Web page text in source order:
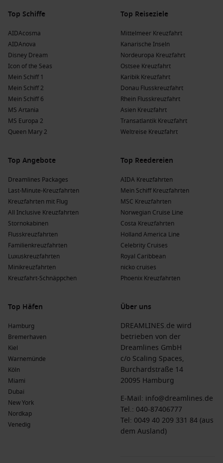
seine über 365 Strände. Besuchen Sie Nelson
ein UNESCO-Weltkulturerbe, und erleben Sie die
faszinierende maritime Geschichte der Insel.
Castries
: In Castries können Sie den belebten
Markt besuchen, die Aussicht von den Twin Pitons
genießen oder einfach am Strand entspannen.
Port Elizabeth
Saint Vincent und die Grenadinen
Gärten von Botanic Gardens und den beeindruckenden
Beliebte Reiseziele, die Great Harbour
besuchen
Kreuzfahrten lohnt es sich, die unzähligen Strände und
Östliche Karibik: Diese Region umfasst spektakuläre
sind.
Südliche Karibik
: Diese Region hat wunderschöne Inseln
zu bieten, darunter
und Barbuda, die für ihre
unberührten Strände und reiche Geschichte bekannt sind.
Nordafrika
: Nordafrika bietet kulturelle Schätze und
atemberaubende Landschaften. Erkunden Sie malerische
Städte und ziehen Sie die Schönheit der Sahara in
Betracht.
Afrika
: Afrika zieht mit seiner unglaublichen Tierwelt,
atemberaubenden Landschaften und verschiedenen
Kulturen Entdecker an. Eine Kreuzfahrt bietet
Top Schiffe
AIDAcosma
AIDAnova
Disney Dream
Icon of the Seas
Mein Schiff 1
Mein Schiff 2
Mein Schiff 6
MS Artania
MS Europa 2
Queen Mary 2
Top Reiseziele
Mittelmeer Kreuzfahrt
Kanarische Inseln
Nordeuropa Kreuzfahrt
Ostsee Kreuzfahrt
Karibik Kreuzfahrt
Donau Flusskreuzfahrt
Rhein Flusskreuzfahrt
Asien Kreuzfahrt
Transatlantik Kreuzfahrt
Weltreise Kreuzfahrt
Top Angebote
Dreamlines Packages
Last-Minute-Kreuzfahrten
Kreuzfahrten mit Flug
All Inclusive Kreuzfahrten
Stornokabinen
Flusskreuzfahrten
Familienkreuzfahrten
Luxuskreuzfahrten
Minikreuzfahrten
Kreuzfahrt-Schnäppchen
Top Reedereien
AIDA Kreuzfahrten
Mein Schiff Kreuzfahrten
MSC Kreuzfahrten
Norwegian Cruise Line
Costa Kreuzfahrten
Holland America Line
Celebrity Cruises
Royal Caribbean
nicko cruises
Phoenix Kreuzfahrten
Top Häfen
Hamburg
Bremerhaven
Kiel
Warnemünde
Köln
Miami
Dubai
New York
Nordkap
Venedig
Über uns
DREAMLINES.de wird
betrieben von der
Dreamlines GmbH
c/o Scaling Spaces,
Burchardstraße 14
20095 Hamburg
E-Mail: info@dreamlines.de
Tel.: 040-87406777
Tel: 0049 40 209 331 84 (aus
dem Ausland)